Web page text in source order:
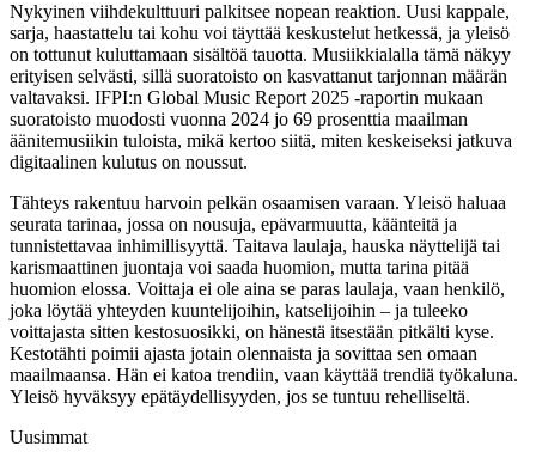
Nykyinen viihdekulttuuri palkitsee nopean reaktion. Uusi kappale,
sarja, haastattelu tai kohu voi täyttää keskustelut hetkessä, ja yleisö
on tottunut kuluttamaan sisältöä tauotta. Musiikkialalla tämä näkyy
erityisen selvästi, sillä suoratoisto on kasvattanut tarjonnan määrän
valtavaksi. IFPI:n Global Music Report 2025 -raportin mukaan
suoratoisto muodosti vuonna 2024 jo 69 prosenttia maailman
äänitemusiikin tuloista, mikä kertoo siitä, miten keskeiseksi jatkuva
digitaalinen kulutus on noussut.
Tähteys rakentuu harvoin pelkän osaamisen varaan. Yleisö haluaa
seurata tarinaa, jossa on nousuja, epävarmuutta, käänteitä ja
tunnistettavaa inhimillisyyttä. Taitava laulaja, hauska näyttelijä tai
karismaattinen juontaja voi saada huomion, mutta tarina pitää
huomion elossa. Voittaja ei ole aina se paras laulaja, vaan henkilö,
joka löytää yhteyden kuuntelijoihin, katselijoihin – ja tuleeko
voittajasta sitten kestosuosikki, on hänestä itsestään pitkälti kyse.
Kestotähti poimii ajasta jotain olennaista ja sovittaa sen omaan
maailmaansa. Hän ei katoa trendiin, vaan käyttää trendiä työkaluna.
Yleisö hyväksyy epätäydellisyyden, jos se tuntuu rehelliseltä.
Uusimmat